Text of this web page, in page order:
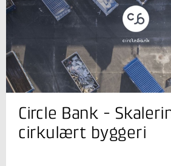
Jeg er din kontaktperson
Martha Katrine Sørensen
Souschef
Bæredygtigt byggeri
Circle Bank -
cirkulært byggeri